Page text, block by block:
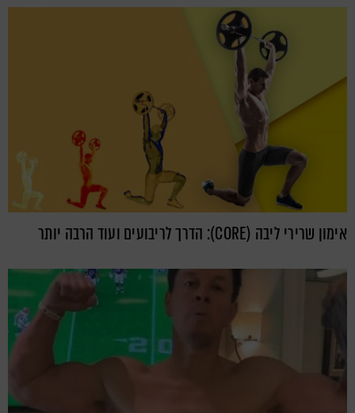
אימון שרירי ליבה (CORE): הדרך לריבועים ועוד הרבה יותר